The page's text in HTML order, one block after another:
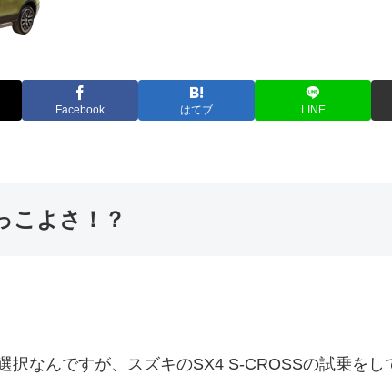
Facebook はてブ LINE
こよさ！？
択なんですが、スズキのSX4 S-CROSSの試乗をし